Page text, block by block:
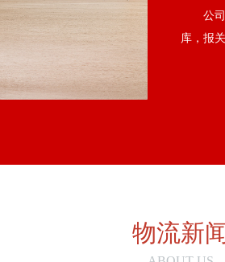
公司在
库，报
物流新